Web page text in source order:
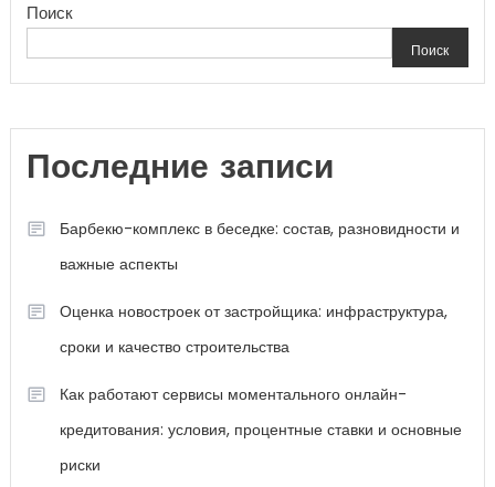
Поиск
Поиск
Последние записи
Барбекю-комплекс в беседке: состав, разновидности и
важные аспекты
Оценка новостроек от застройщика: инфраструктура,
сроки и качество строительства
Как работают сервисы моментального онлайн-
кредитования: условия, процентные ставки и основные
риски